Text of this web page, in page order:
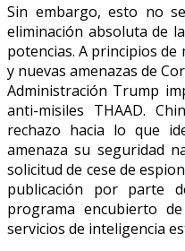
Sin embargo, esto no
eliminación absoluta de
potencias. A principios
y nuevas amenazas de
Administración Trump
anti-misiles THAAD.
rechazo hacia lo que
amenaza su seguridad
solicitud de cese de
publicación por parte
programa encubierto
servicios de inteligencia